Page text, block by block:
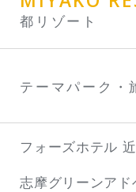
都リゾート
テーマパーク・
フォーズホテル
志摩グリーンアド